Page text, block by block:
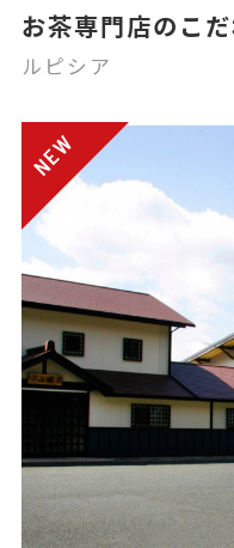
お茶専門店のこ
ルピシア